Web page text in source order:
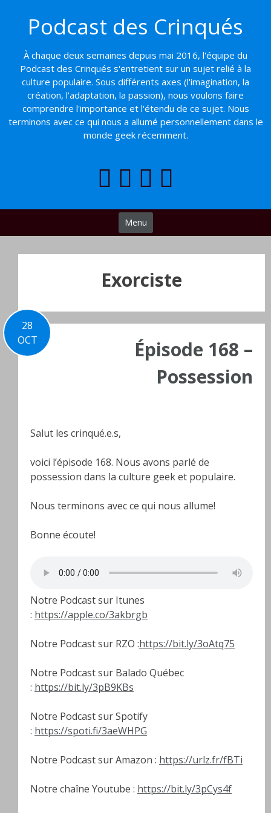
contenu
Podcast des Crinqués
À chaque deux semaines depuis mai 2016, l'équipe du
Podcast des Crinqués s'entretient sur un sujet relié à la
culture populaire. Sous différents axes (l'imagination, la
création, l'adaptation, la passion), nous voulons faire
comprendre l'importance et l'étendu de ce sujet. Nous
terminons avec ce qui nous a allumé personnellement dans le
monde geek récemment.
Menu
Exorciste
28
OCT
Épisode 168 –
Possession
Salut les crinqué.e.s,
voici l’épisode 168. Nous avons parlé de
possession dans la culture geek et populaire.
Nous terminons avec ce qui nous allume!
Bonne écoute!
Notre Podcast sur Itunes
: https://apple.co/3akbrgb
Notre Podcast sur RZO :https://bit.ly/3oAtq75
Notre Podcast sur Balado Québec
: https://bit.ly/3pB9KBs
Notre Podcast sur Spotify
: https://spoti.fi/3aeWHPG
Notre Podcast sur Amazon : https://urlz.fr/fBTi
Notre chaîne Youtube : https://bit.ly/3pCys4f